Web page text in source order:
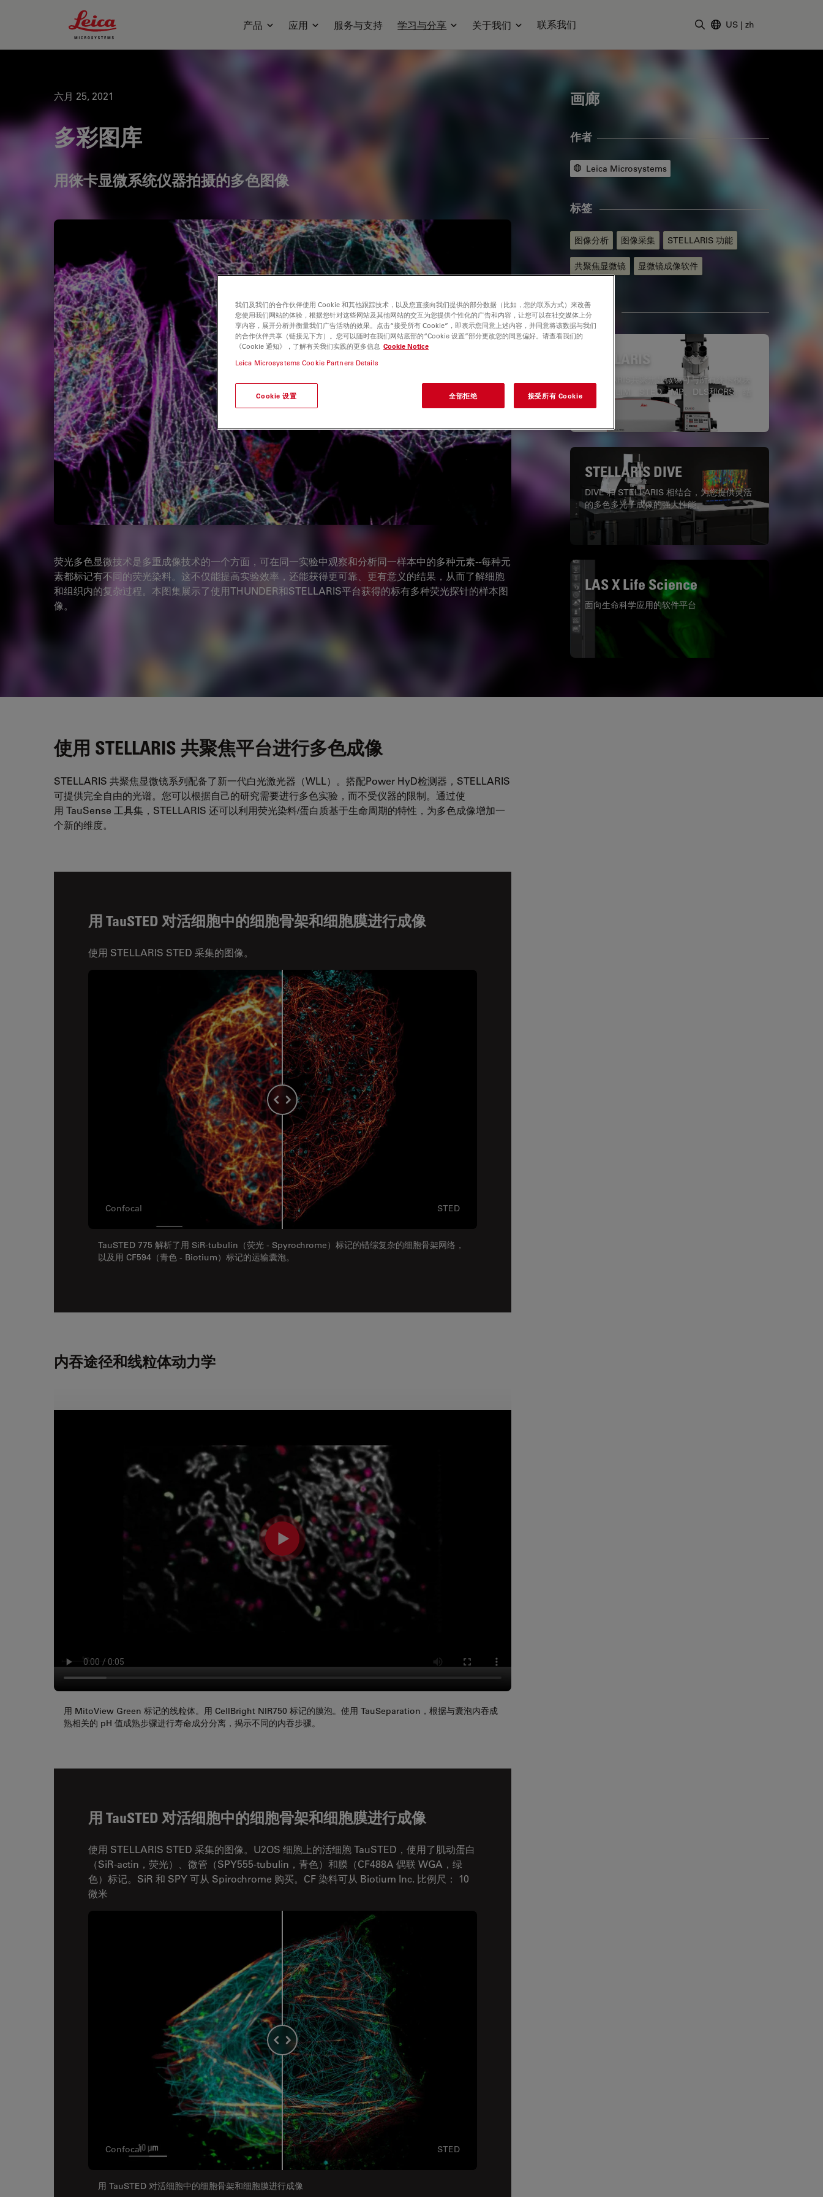
Leica Microsystems Logo
产品 应用 服务与支持 学习与分享 关于我们 联系我们 US | zh
六月 25, 2021
多彩图库
用徕卡显微系统仪器拍摄的多色图像
荧光多色显微技术是多重成像技术的一个方面，可在同一实验中观察和分析同一样本中的多种元素--每种元
素都标记有不同的荧光染料。这不仅能提高实验效率，还能获得更可靠、更有意义的结果，从而了解细胞
和组织内的复杂过程。本图集展示了使用THUNDER和STELLARIS平台获得的标有多种荧光探针的样本图
像。
画廊
作者
Leica Microsystems
标签
图像分析 图像采集 STELLARIS 功能
共聚焦显微镜 显微镜成像软件
相关产品
STELLARIS
STELLARIS共聚焦显微镜可与所有徕卡模块
（包括FLIM、STED、MP、DLS和CRS）结
STELLARIS DIVE
DIVE 和 STELLARIS 相结合，为您提供灵活
的多色多光子成像的强大性能。
LAS X Life Science
面向生命科学应用的软件平台
使用 STELLARIS 共聚焦平台进行多色成像
STELLARIS 共聚焦显微镜系列配备了新一代白光激光器（WLL）。搭配Power HyD检测器，STELLARIS
可提供完全自由的光谱。您可以根据自己的研究需要进行多色实验，而不受仪器的限制。通过使
用 TauSense 工具集，STELLARIS 还可以利用荧光染料/蛋白质基于生命周期的特性，为多色成像增加一
个新的维度。
用 TauSTED 对活细胞中的细胞骨架和细胞膜进行成像
使用 STELLARIS STED 采集的图像。
Confocal STED
TauSTED 775 解析了用 SiR-tubulin（荧光 - Spyrochrome）标记的错综复杂的细胞骨架网络，
以及用 CF594（青色 - Biotium）标记的运输囊泡。
内吞途径和线粒体动力学
用 MitoView Green 标记的线粒体。用 CellBright NIR750 标记的膜泡。使用 TauSeparation，根据与囊泡内吞成
熟相关的 pH 值成熟步骤进行寿命成分分离，揭示不同的内吞步骤。
用 TauSTED 对活细胞中的细胞骨架和细胞膜进行成像
使用 STELLARIS STED 采集的图像。U2OS 细胞上的活细胞 TauSTED，使用了肌动蛋白
（SiR-actin，荧光）、微管（SPY555-tubulin，青色）和膜（CF488A 偶联 WGA，绿
色）标记。SiR 和 SPY 可从 Spirochrome 购买。CF 染料可从 Biotium Inc. 比例尺： 10
微米
Confocal STED
用 TauSTED 对活细胞中的细胞骨架和细胞膜进行成像
我们及我们的合作伙伴使用 Cookie 和其他跟踪技术，以及您直接向我们提供的部分数据（比如，您的联系方式）来改善
您使用我们网站的体验，根据您针对这些网站及其他网站的交互为您提供个性化的广告和内容，让您可以在社交媒体上分
享内容，展开分析并衡量我们广告活动的效果。点击“接受所有 Cookie”，即表示您同意上述内容，并同意将该数据与我们
的合作伙伴共享（链接见下方）。您可以随时在我们网站底部的“Cookie 设置”部分更改您的同意偏好。请查看我们的
《Cookie 通知》，了解有关我们实践的更多信息 Cookie Notice
Leica Microsystems Cookie Partners Details
Cookie 设置 全部拒绝 接受所有 Cookie